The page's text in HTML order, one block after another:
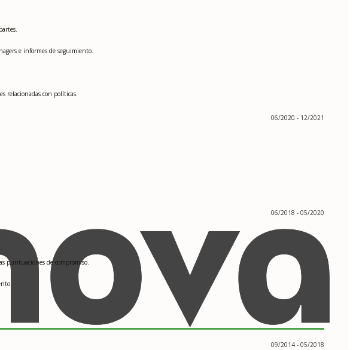
e informes de seguimiento.
relacionadas con políticas.
06/2020 - 12/2021
06/2018 - 05/2020
puntuaciones de compromiso.
09/2014 - 05/2018